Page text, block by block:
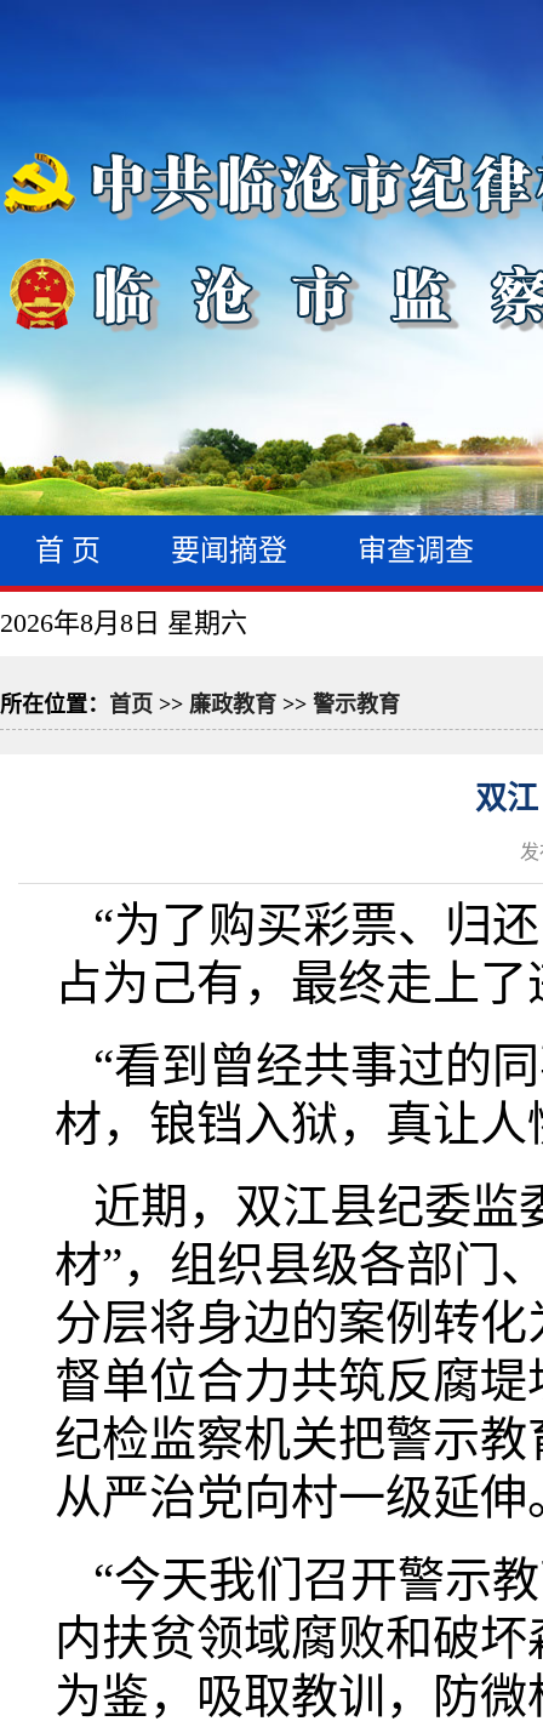
首 页 要闻摘登 审查调查
2026年8月8日 星期六
所在位置： 首页 >> 廉政教育 >> 警示教育
双
“为了购买彩票、归
占为己有，最终走上
“看到曾经共事过的
材，锒铛入狱，真让
近期，双江县纪委监
材”，组织县级各部门
分层将身边的案例转
督单位合力共筑反腐
纪检监察机关把警示
从严治党向村一级延
“今天我们召开警示
内扶贫领域腐败和破
为鉴，吸取教训，防